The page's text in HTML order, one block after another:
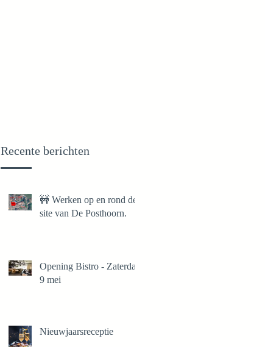
Recente berichten
🚧 Werken op en rond de
site van De Posthoorn.
Opening Bistro - Zaterdag
9 mei
Nieuwjaarsreceptie